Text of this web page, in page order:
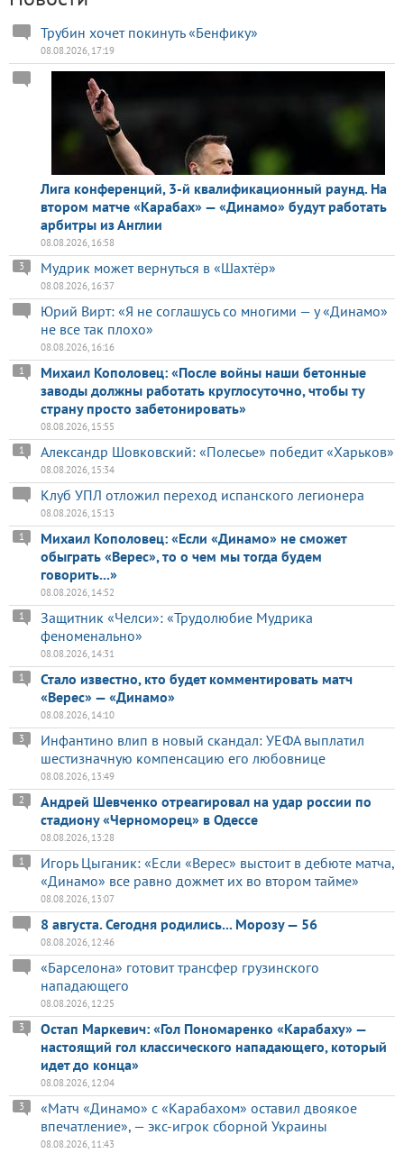
Трубин хочет покинуть «Бенфику»
08.08.2026, 17:19
Лига конференций, 3-й квалификационный раунд. На
втором матче «Карабах» — «Динамо» будут работать
арбитры из Англии
08.08.2026, 16:58
Мудрик может вернуться в «Шахтёр»
3
08.08.2026, 16:37
Юрий Вирт: «Я не соглашусь со многими — у «Динамо»
не все так плохо»
08.08.2026, 16:16
Михаил Кополовец: «После войны наши бетонные
заводы должны работать круглосуточно, чтобы ту
страну просто забетонировать»
1
08.08.2026, 15:55
Александр Шовковский: «Полесье» победит «Харьков»
1
08.08.2026, 15:34
Клуб УПЛ отложил переход испанского легионера
08.08.2026, 15:13
Михаил Кополовец: «Если «Динамо» не сможет
обыграть «Верес», то о чем мы тогда будем
говорить...»
1
08.08.2026, 14:52
Защитник «Челси»: «Трудолюбие Мудрика
феноменально»
1
08.08.2026, 14:31
Стало известно, кто будет комментировать матч
«Верес» — «Динамо»
1
08.08.2026, 14:10
Инфантино влип в новый скандал: УЕФА выплатил
шестизначную компенсацию его любовнице
3
08.08.2026, 13:49
Андрей Шевченко отреагировал на удар россии по
стадиону «Черноморец» в Одессе
2
08.08.2026, 13:28
Игорь Цыганик: «Если «Верес» выстоит в дебюте матча,
«Динамо» все равно дожмет их во втором тайме»
1
08.08.2026, 13:07
8 августа. Сегодня родились... Морозу — 56
08.08.2026, 12:46
«Барселона» готовит трансфер грузинского
нападающего
08.08.2026, 12:25
Остап Маркевич: «Гол Пономаренко «Карабаху» —
настоящий гол классического нападающего, который
идет до конца»
3
08.08.2026, 12:04
«Матч «Динамо» с «Карабахом» оставил двоякое
впечатление», — экс-игрок сборной Украины
3
08.08.2026, 11:43